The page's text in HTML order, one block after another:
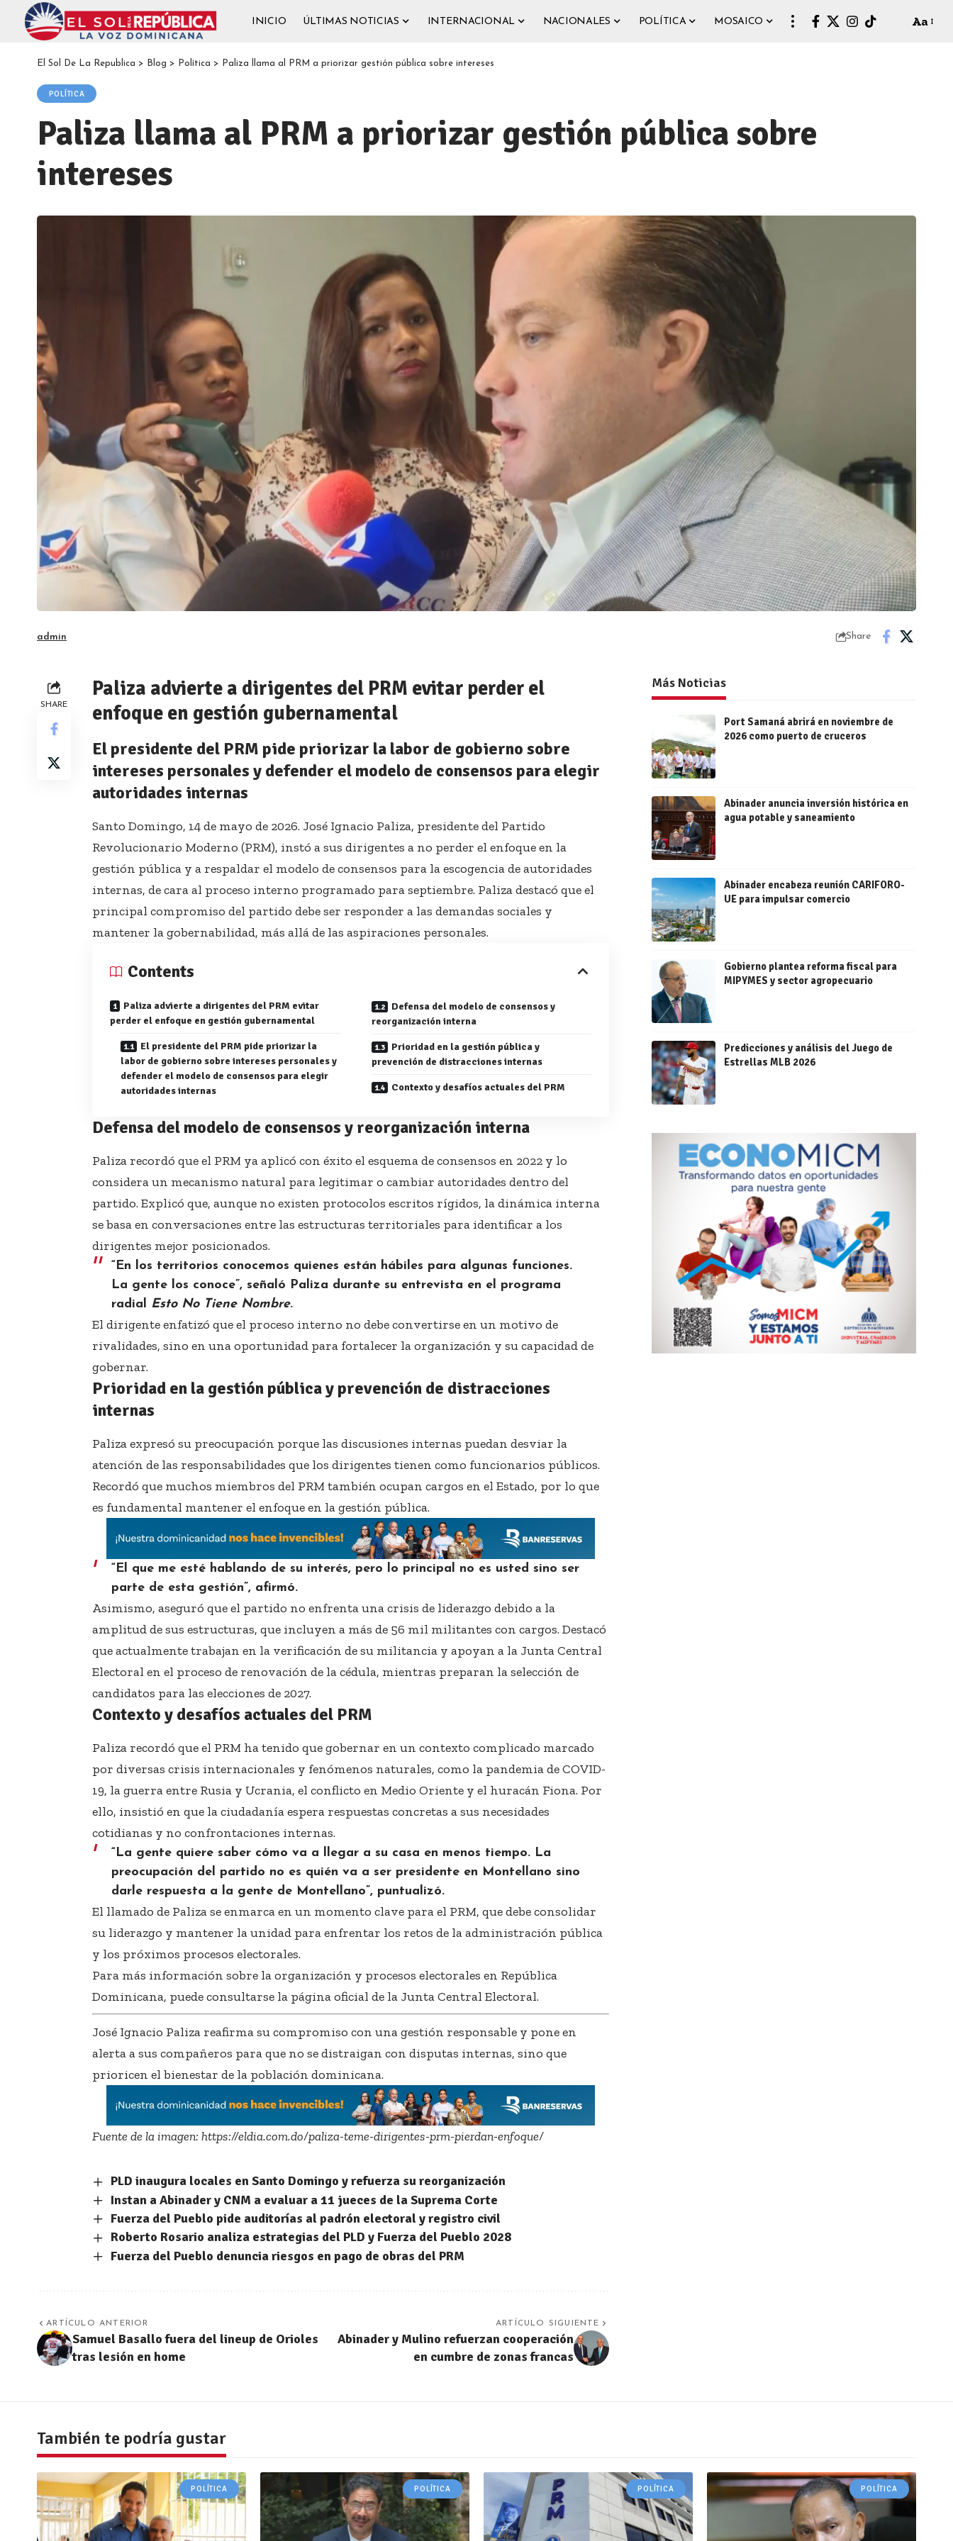
INICIO ÚLTIMAS NOTICIAS INTERNACIONAL NACIONALES POLÍTICA MOSAICO Aa
El Sol De La Republica > Blog > Política > Paliza llama al PRM a priorizar gestión pública sobre intereses
POLÍTICA
Paliza llama al PRM a priorizar gestión pública sobre
intereses
admin Share
SHARE
Paliza advierte a dirigentes del PRM evitar perder el
enfoque en gestión gubernamental
El presidente del PRM pide priorizar la labor de gobierno sobre
intereses personales y defender el modelo de consensos para elegir
autoridades internas
Santo Domingo, 14 de mayo de 2026. José Ignacio Paliza, presidente del Partido
Revolucionario Moderno (PRM), instó a sus dirigentes a no perder el enfoque en la
gestión pública y a respaldar el modelo de consensos para la escogencia de autoridades
internas, de cara al proceso interno programado para septiembre. Paliza destacó que el
principal compromiso del partido debe ser responder a las demandas sociales y
mantener la gobernabilidad, más allá de las aspiraciones personales.
Contents
Paliza advierte a dirigentes del PRM evitar
perder el enfoque en gestión gubernamental
El presidente del PRM pide priorizar la
labor de gobierno sobre intereses personales y
defender el modelo de consensos para elegir
autoridades internas
Defensa del modelo de consensos y
reorganización interna
Prioridad en la gestión pública y
prevención de distracciones internas
Contexto y desafíos actuales del PRM
Defensa del modelo de consensos y reorganización interna
Paliza recordó que el PRM ya aplicó con éxito el esquema de consensos en 2022 y lo
considera un mecanismo natural para legitimar o cambiar autoridades dentro del
partido. Explicó que, aunque no existen protocolos escritos rígidos, la dinámica interna
se basa en conversaciones entre las estructuras territoriales para identificar a los
dirigentes mejor posicionados.
“En los territorios conocemos quienes están hábiles para algunas funciones.
La gente los conoce”, señaló Paliza durante su entrevista en el programa
radial Esto No Tiene Nombre.
El dirigente enfatizó que el proceso interno no debe convertirse en un motivo de
rivalidades, sino en una oportunidad para fortalecer la organización y su capacidad de
gobernar.
Prioridad en la gestión pública y prevención de distracciones
internas
Paliza expresó su preocupación porque las discusiones internas puedan desviar la
atención de las responsabilidades que los dirigentes tienen como funcionarios públicos.
Recordó que muchos miembros del PRM también ocupan cargos en el Estado, por lo que
es fundamental mantener el enfoque en la gestión pública.
“El que me esté hablando de su interés, pero lo principal no es usted sino ser
parte de esta gestión”, afirmó.
Asimismo, aseguró que el partido no enfrenta una crisis de liderazgo debido a la
amplitud de sus estructuras, que incluyen a más de 56 mil militantes con cargos. Destacó
que actualmente trabajan en la verificación de su militancia y apoyan a la Junta Central
Electoral en el proceso de renovación de la cédula, mientras preparan la selección de
candidatos para las elecciones de 2027.
Contexto y desafíos actuales del PRM
Paliza recordó que el PRM ha tenido que gobernar en un contexto complicado marcado
por diversas crisis internacionales y fenómenos naturales, como la pandemia de COVID-
19, la guerra entre Rusia y Ucrania, el conflicto en Medio Oriente y el huracán Fiona. Por
ello, insistió en que la ciudadanía espera respuestas concretas a sus necesidades
cotidianas y no confrontaciones internas.
“La gente quiere saber cómo va a llegar a su casa en menos tiempo. La
preocupación del partido no es quién va a ser presidente en Montellano sino
darle respuesta a la gente de Montellano”, puntualizó.
El llamado de Paliza se enmarca en un momento clave para el PRM, que debe consolidar
su liderazgo y mantener la unidad para enfrentar los retos de la administración pública
y los próximos procesos electorales.
Para más información sobre la organización y procesos electorales en República
Dominicana, puede consultarse la página oficial de la Junta Central Electoral.
José Ignacio Paliza reafirma su compromiso con una gestión responsable y pone en
alerta a sus compañeros para que no se distraigan con disputas internas, sino que
prioricen el bienestar de la población dominicana.
Fuente de la imagen: https://eldia.com.do/paliza-teme-dirigentes-prm-pierdan-enfoque/
PLD inaugura locales en Santo Domingo y refuerza su reorganización
Instan a Abinader y CNM a evaluar a 11 jueces de la Suprema Corte
Fuerza del Pueblo pide auditorías al padrón electoral y registro civil
Roberto Rosario analiza estrategias del PLD y Fuerza del Pueblo 2028
Fuerza del Pueblo denuncia riesgos en pago de obras del PRM
ARTÍCULO ANTERIOR
Samuel Basallo fuera del lineup de Orioles
tras lesión en home
ARTÍCULO SIGUIENTE
Abinader y Mulino refuerzan cooperación
en cumbre de zonas francas
Más Noticias
Port Samaná abrirá en noviembre de
2026 como puerto de cruceros
Abinader anuncia inversión histórica en
agua potable y saneamiento
Abinader encabeza reunión CARIFORO-
UE para impulsar comercio
Gobierno plantea reforma fiscal para
MIPYMES y sector agropecuario
Predicciones y análisis del Juego de
Estrellas MLB 2026
También te podría gustar
POLÍTICA POLÍTICA POLÍTICA POLÍTICA